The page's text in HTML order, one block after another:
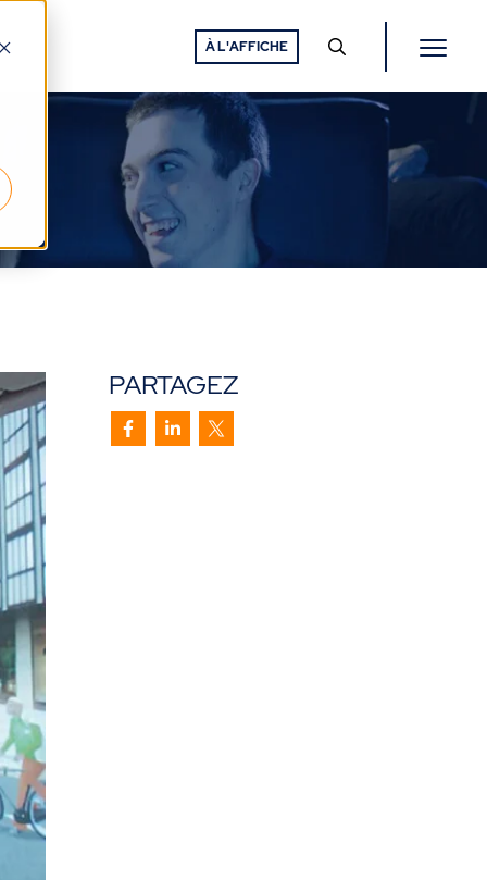
À L'AFFICHE
PARTAGEZ